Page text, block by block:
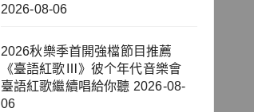
2026-08-06
2026秋樂季首開強檔節目推薦
《臺語紅歌Ⅲ》彼个年代音樂會
臺語紅歌繼續唱給你聽 2026-08-
06